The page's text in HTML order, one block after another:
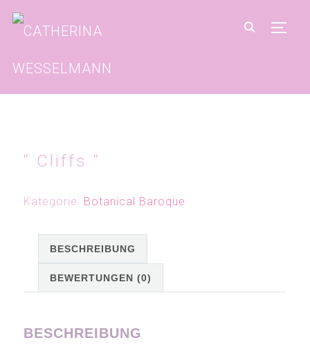
“ Cliffs “
Kategorie: Botanical Baroque
BESCHREIBUNG
BEWERTUNGEN (0)
BESCHREIBUNG